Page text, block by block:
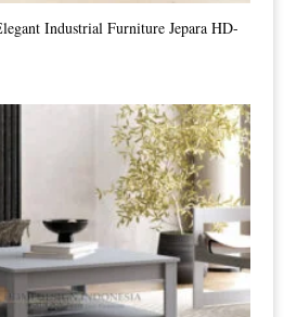
Industrial Furniture Jepara HD-